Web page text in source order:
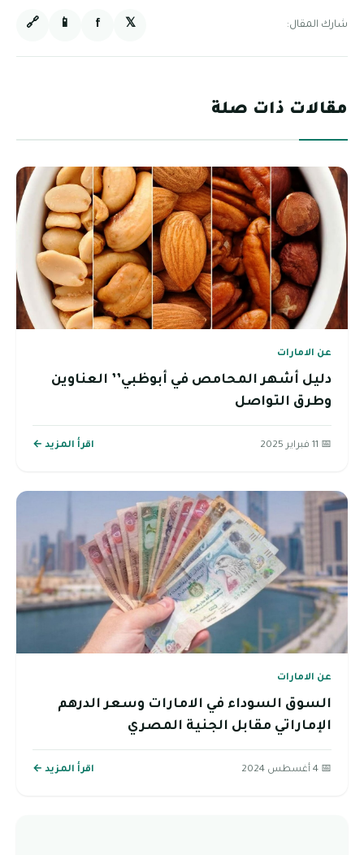
شارك المقال: 𝕏
f
📱
🔗
مقالات ذات صلة
عن الامارات
دليل أشهر المحامص في أبوظبي’’ العناوين
وطرق التواصل
📅 11 فبراير 2025 اقرأ المزيد ←
عن الامارات
السوق السوداء في الامارات وسعر الدرهم
الإماراتي مقابل الجنية المصري
📅 4 أغسطس 2024 اقرأ المزيد ←